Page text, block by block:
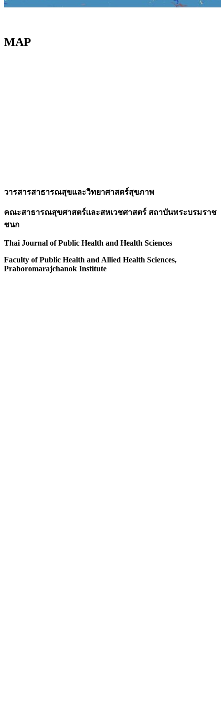
MAP
วารสารสาธารณสุขและวิทยาศาสตร์สุขภาพ
คณะสาธารณสุขศาสตร์และสหเวชศาสตร์ สถาบันพระบรมราช
ชนก
Thai Journal of Public Health and Health Sciences
Faculty of Public Health and Allied Health Sciences,
Praboromarajchanok Institute